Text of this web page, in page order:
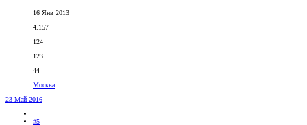
16 Янв 2013
4.157
124
123
44
Москва
23 Май 2016
#5